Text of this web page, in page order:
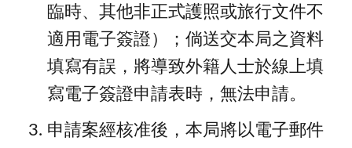
臨時、其他非正式護照或旅行文件不
適用電子簽證）；倘送交本局之資料
填寫有誤，將導致外籍人士於線上填
寫電子簽證申請表時，無法申請。
申請案經核准後，本局將以電子郵件